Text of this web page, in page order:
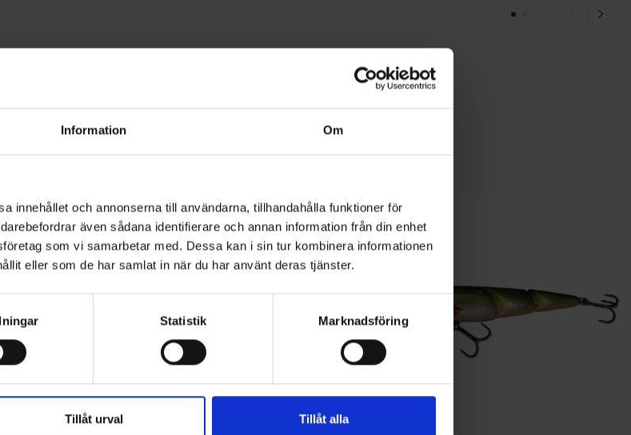
Information Om
innehållet och annonserna till användarna, tillhandahålla funktioner för
även sådana identifierare och annan information från din enhet
som vi samarbetar med. Dessa kan i sin tur kombinera informationen
eller som de har samlat in när du har använt deras tjänster.
Statistik Marknadsföring
Tillåt urval Tillåt alla